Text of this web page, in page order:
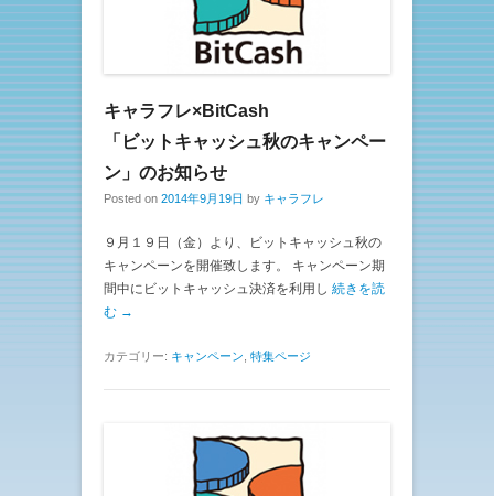
キャラフレ×BitCash
「ビットキャッシュ秋のキャンペー
ン」のお知らせ
Posted on 2014年9月19日 by キャラフレ
９月１９日（金）より、ビットキャッシュ秋の
キャンペーンを開催致します。 キャンペーン期
間中にビットキャッシュ決済を利用し 続きを読
む →
カテゴリー: キャンペーン 特集ページ